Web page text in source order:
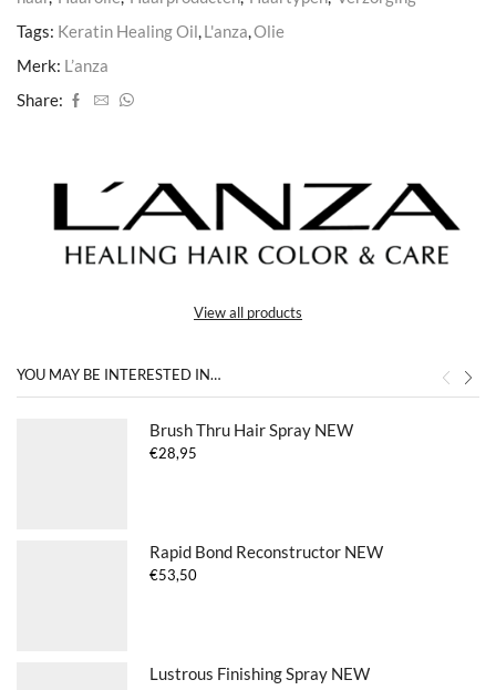
Tags: Keratin Healing Oil,L'anza,Olie
Merk: L’anza
Share:
View all products
YOU MAY BE INTERESTED IN…
Brush Thru Hair Spray NEW
€28,95
Rapid Bond Reconstructor NEW
€53,50
Lustrous Finishing Spray NEW